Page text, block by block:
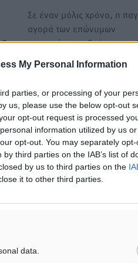
My Personal Information
parties, or processing of your
us, please use the below opt-out
opt-out request is processed
information utilized by us
opt-out. You may separately
third parties on the IAB’s list of
by us to third parties on the
it to other third parties.
data.
Σε έναν μόλις χρόνο, η
αγορά των επώνυμων
κατοικιών εκτοξεύτηκε,
TUI Αυστρίας: Δύο νέα
και μία νέα πτήση στην
το καλοκαίρι του 2025
Αυξημένη ζήτηση για την
Κάρπαθο καταγράφει η
Αυστριακή αγορά,